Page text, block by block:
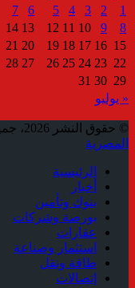
1
2
3
4
5
6
7
8
9
10
11
12
13
14
15
16
17
18
19
20
21
22
23
24
25
26
27
28
29
30
31
« يوليو
© حقوق النشر 2026، جميع الحقوق محفوظة |
المصرية
الرئيسية
أخبار
بنوك وتأمين
بورصة وشركات
عقارات
استثمار وصناعة
طاقة ونقل
إتصالات